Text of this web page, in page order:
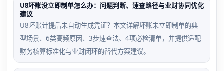
U8坏账没立即制单怎么办：问题判断、速查路径与业财协同优化
建议
U8坏账计提后未自动生成凭证？本文详解坏账未立即制单的典
型场景、6类高频原因、3步速查法、4项必检清单，并提供适配
财务核算标准化与业财闭环的替代方案建议。